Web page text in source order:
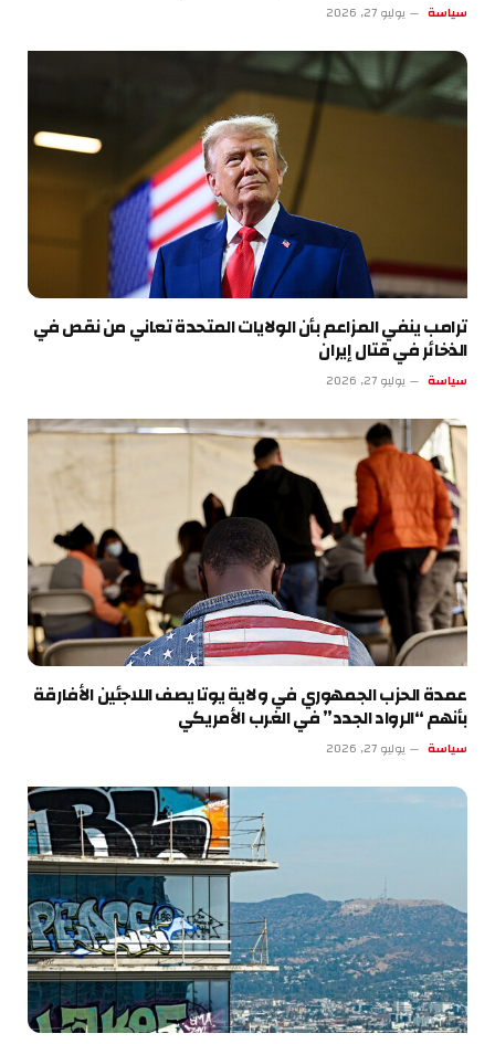
سياسة يوليو 27, 2026
ترامب ينفي المزاعم بأن الولايات المتحدة تعاني من نقص في
الذخائر في قتال إيران
سياسة يوليو 27, 2026
عمدة الحزب الجمهوري في ولاية يوتا يصف اللاجئين الأفارقة
بأنهم “الرواد الجدد” في الغرب الأمريكي
سياسة يوليو 27, 2026